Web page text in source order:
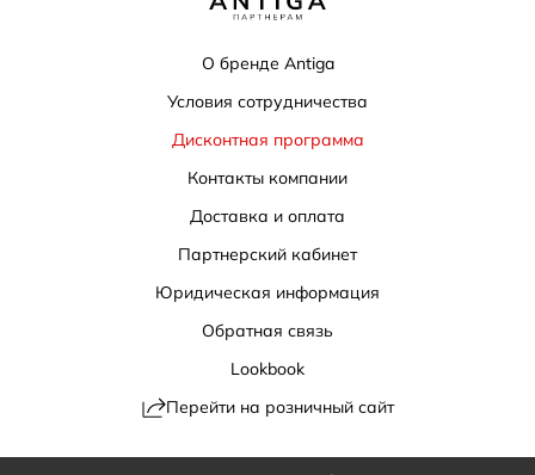
О бренде Antiga
Условия сотрудничества
Дисконтная программа
Контакты компании
Доставка и оплата
Партнерский кабинет
Юридическая информация
Обратная связь
Lookbook
Перейти на розничный сайт
Политика конфиденциальности